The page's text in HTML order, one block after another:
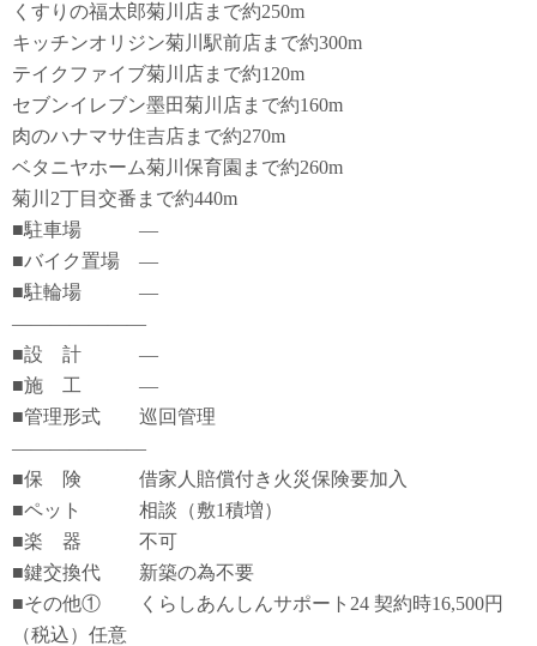
くすりの福太郎菊川店まで約250m
キッチンオリジン菊川駅前店まで約300m
テイクファイブ菊川店まで約120m
セブンイレブン墨田菊川店まで約160m
肉のハナマサ住吉店まで約270m
ベタニヤホーム菊川保育園まで約260m
菊川2丁目交番まで約440m
■駐車場 ―
■バイク置場 ―
■駐輪場 ―
―――――――
■設 計 ―
■施 工 ―
■管理形式 巡回管理
―――――――
■保 険 借家人賠償付き火災保険要加入
■ペット 相談（敷1積増）
■楽 器 不可
■鍵交換代 新築の為不要
■その他① くらしあんしんサポート24 契約時16,500円
（税込）任意